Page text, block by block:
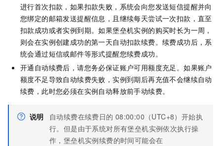
进行首次扣款，如果扣款失败，系统会向您发送短信提醒并向
您绑定的邮箱发送提醒信息，且继续每天尝试一次扣款，直至
扣款成功或者实例到期。如果堡垒机实例的购买时长为一周，
则会在实例创建成功的第一天自动扣款续费。续费成功后，系
统会通过短信或邮件等形式提醒您续费成功。
开通自动续费后，请您务必保证账户可用额度充足。如果账户
额度不足导致自动续费失败，实例到期后再充值不会继续自动
续费，此时您必须在实例自动释放前手动续费。
说明 自动续费在续费日的 08:00:00（UTC+8）开始执
行。但是由于系统对所有堡垒机实例依次执行操
作，堡垒机实例续费的时间可能会在